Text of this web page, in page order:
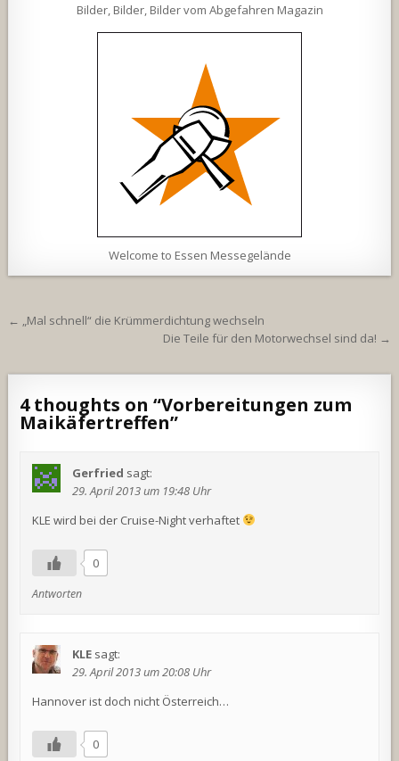
Bilder, Bilder, Bilder vom Abgefahren Magazin
Welcome to Essen Messegelände
Beitragsnavigation
← „Mal schnell“ die Krümmerdichtung wechseln
Die Teile für den Motorwechsel sind da! →
4 thoughts on “Vorbereitungen zum
Maikäfertreffen”
Gerfried sagt:
29. April 2013 um 19:48 Uhr
KLE wird bei der Cruise-Night verhaftet
0
Antworten
KLE sagt:
29. April 2013 um 20:08 Uhr
Hannover ist doch nicht Österreich…
0